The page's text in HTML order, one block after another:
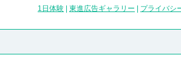
1日体験
東進広告ギャラリー プライバシ